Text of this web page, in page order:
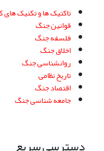
تاکتیک ها و تکنیک های
قوانین جنگ
فلسفه جنگ
اخلاق جنگ
روانشناسی جنگ
تاریخ نظامی
اقتصاد جنگ
جامعه شناسی جنگ